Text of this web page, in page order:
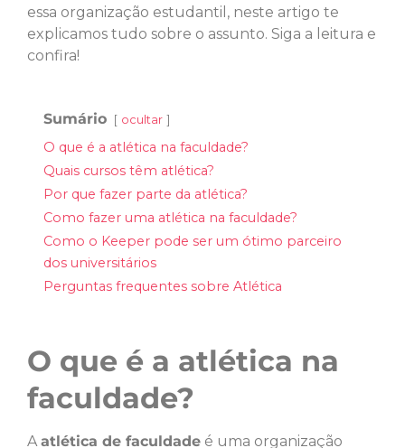
essa organização estudantil, neste artigo te
explicamos tudo sobre o assunto. Siga a leitura e
confira!
Sumário ocultar
O que é a atlética na faculdade?
Quais cursos têm atlética?
Por que fazer parte da atlética?
Como fazer uma atlética na faculdade?
Como o Keeper pode ser um ótimo parceiro
dos universitários
Perguntas frequentes sobre Atlética
O que é a atlética na
faculdade?
Aatlética de faculdade é uma organização